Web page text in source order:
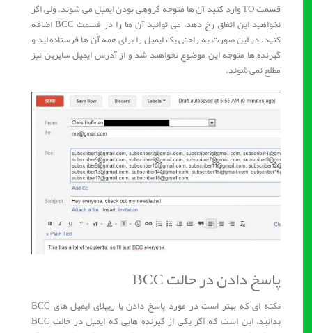
قسمت TO وارد کنید آن ها متوجه گروهی بودن ایمیل می شوند. ولی اگر
نخواهید این اتفاق رخ دهد، می توانید آن ها را در قسمت BCC اضافه
کنید. در این صورت به راحتی یک ایمیل را برای همه آن ها فرستاده اید و
گیرنده ها متوجه این موضوع نخواهند شد و از آدرس ایمیل سایرین نیز
مطلع نمی شوند.
پاسخ دادن در حالت BCC
نکته ای که بهتر است در مورد پاسخ دادن یا ریپلای ایمیل های BCC
بدانید، این است که اگر یکی از گیرنده هایی که ایمیل در حالت BCC